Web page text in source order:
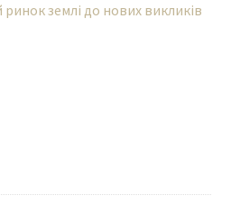
землі до нових викликів